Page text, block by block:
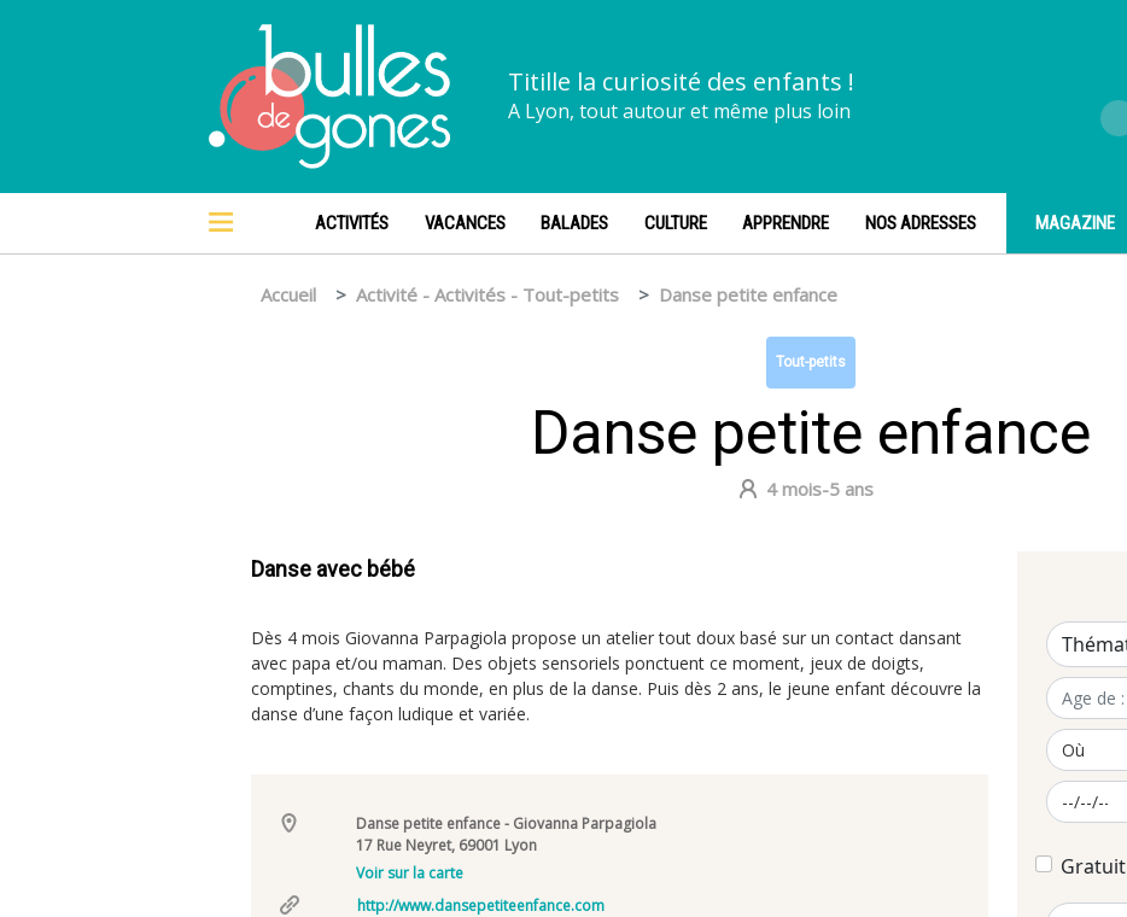
Titille la curiosité des enfants !
A Lyon, tout autour et même plus loin
ACTIVITÉS VACANCES BALADES CULTURE APPRENDRE NOS ADRESSES MAGAZINE
Accueil Activité - Activités - Tout-petits Danse petite enfance
Tout-petits
Danse petite enfance
4 mois-5 ans
Danse avec bébé
Dès 4 mois Giovanna Parpagiola propose un atelier tout doux basé sur un contact dansant
avec papa et/ou maman. Des objets sensoriels ponctuent ce moment, jeux de doigts,
comptines, chants du monde, en plus de la danse. Puis dès 2 ans, le jeune enfant découvre la
danse d’une façon ludique et variée.
Danse petite enfance - Giovanna Parpagiola
17 Rue Neyret, 69001 Lyon
Voir sur la carte
http://www.dansepetiteenfance.com
Gratuit